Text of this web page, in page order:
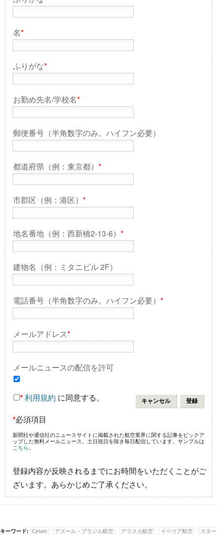
名*
ふりがな*
お勤め先名/学校名*
郵便番号（半角数字のみ。ハイフン必要）
都道府県（例：東京都） *
市郡区（例：港区） *
地名番地（例：西新橋2-13-6） *
建物名（例：ミタニビル 2F）
電話番号（半角数字のみ。ハイフン必要） *
メールアドレス*
メールニュースの配信を許可
* 利用規約 に同意する。
*必須項目
新聞社や通信社のニュースサイトに掲載された航空業界に関する記事をピックア
ップした無料メールニュース。土日祝日を除き毎日配信しています。サンプルは
こちら
登録内容が反映されるまでにお時間をいただくことがご
ざいます。あらかじめご了承ください。
キーワード: Cirium アズール・ブラジル航空 アラスカ航空 イベリア航空 スター